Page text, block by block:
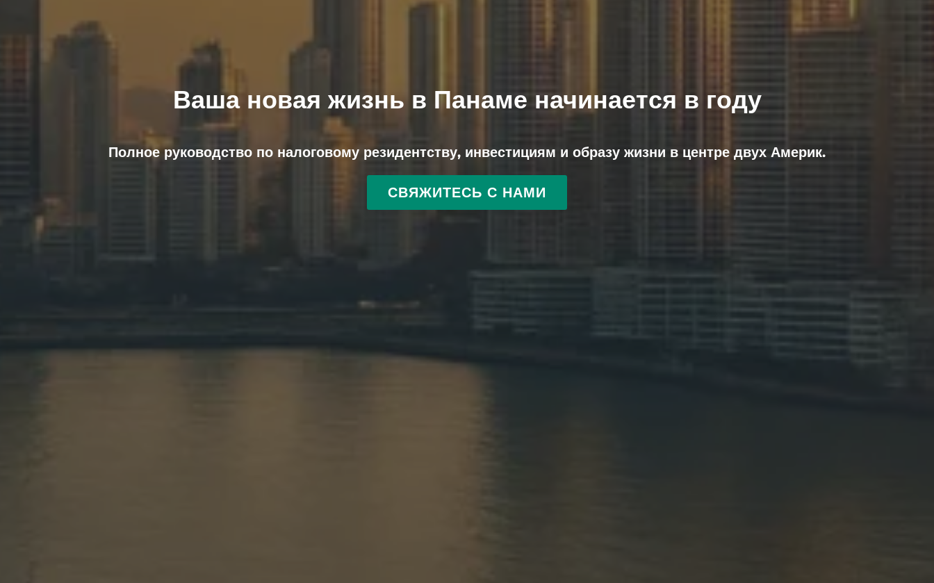
Ваша новая жизнь в Панаме начинается в году
Полное руководство по налоговому резидентству, инвестициям и образу жизни в центре двух Америк.
СВЯЖИТЕСЬ С НАМИ